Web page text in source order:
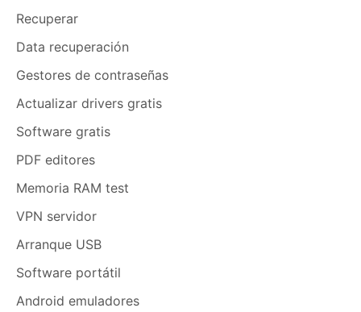
Recuperar
Data recuperación
Gestores de contraseñas
Actualizar drivers gratis
Software gratis
PDF editores
Memoria RAM test
VPN servidor
Arranque USB
Software portátil
Android emuladores